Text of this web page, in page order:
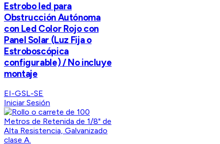
Estrobo led para
Obstrucción Autónoma
con Led Color Rojo con
Panel Solar (Luz Fija o
Estroboscópica
configurable) / No incluye
montaje
EI-GSL-SE
Iniciar Sesión